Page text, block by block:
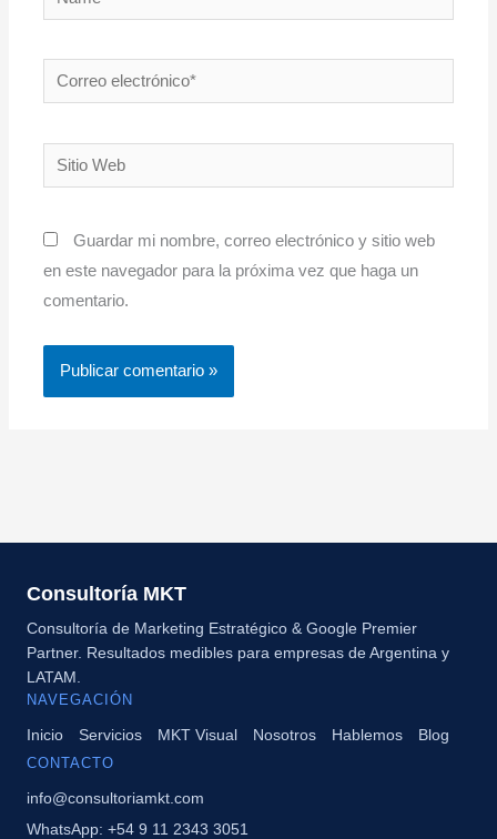
Correo
electrónico*
Sitio
Web
Guardar mi nombre, correo electrónico y sitio web
en este navegador para la próxima vez que haga un
comentario.
Consultoría MKT
Consultoría de Marketing Estratégico & Google Premier
Partner. Resultados medibles para empresas de Argentina y
LATAM.
NAVEGACIÓN
Inicio Servicios MKT Visual Nosotros Hablemos Blog
CONTACTO
info@consultoriamkt.com
WhatsApp: +54 9 11 2343 3051